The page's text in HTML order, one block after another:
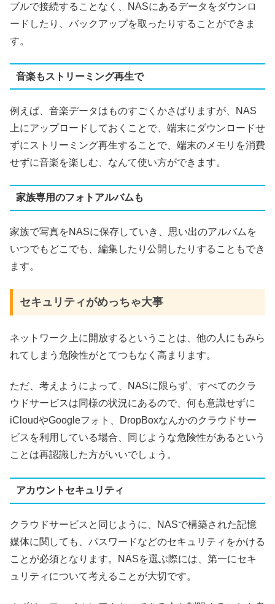
ブルで接続することなく、
NASにあるデータをダウンロ
ードしたり、バックアップを取ったりすることができま
す。
音楽もストリーミング再生で
例えば、音楽データはものすごくかさばりますが、
NAS
上にアップロードしておくことで、端末にダウンロードせ
ずにストリーミング再生することで、端末のメモリを消費
せずに音楽を楽しむ、なんて使い方ができます。
家族専用のフォトアルバムも
家族で写真をNASに保存していき、思い出のアルバムを
いつでもどこでも、編集したり公開したりすることもでき
ます。
セキュリティがめっちゃ大事
ネットワーク上に開放するということは、他の人にもみら
れてしまう危険性がとてつもなく高まります。
ただ、考えようによって、 NASに限らず、すべてのクラ
ウドサービスは同様の状況にあるので、何も意識せずに
iCloudやGoogleフォト、 DropBoxなんかのクラウドサー
ビスを利用している場合、同じような危険性があるという
ことは再認識した方がいいでしょう。
アカウントセキュリティ
クラウドサービスと同じように、 NASで構築された記憶
媒体に関しても、パスワードなどのセキュリティをかける
ことが必須となります。
NASを選ぶ際には、第一にセキ
ュリティについて考えることが大切です。